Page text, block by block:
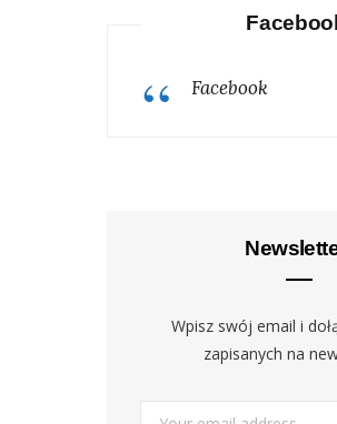
Facebook
Wpisz swój email i
zapisanych na